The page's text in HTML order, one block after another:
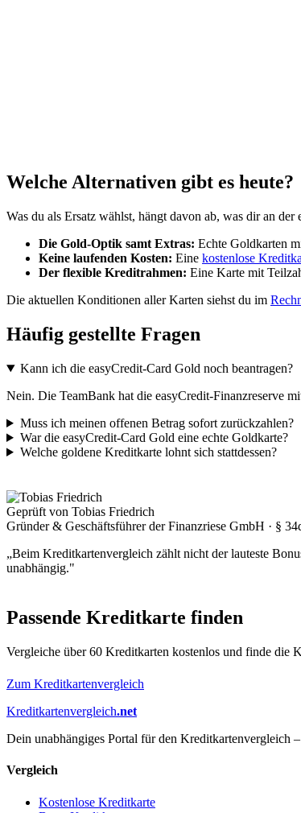
Welche Alternativen gibt es heute?
Was du als Ersatz wählst, hängt davon ab, was dir an
Die Gold-Optik samt Extras: Echte Goldkarten
Keine laufenden Kosten: Eine kostenlose
Der flexible Kreditrahmen: Eine Karte mit
Die aktuellen Konditionen aller Karten siehst du im
Häufig gestellte Fragen
Kann ich die easyCredit-Card Gold noch beantragen?
Nein. Die TeamBank hat die easyCredit-Finanzreserve
Muss ich meinen offenen Betrag sofort zurückzahlen?
War die easyCredit-Card Gold eine echte Goldkarte?
Welche goldene Kreditkarte lohnt sich stattdessen?
Geprüft von Tobias Friedrich
Gründer & Geschäftsführer der Finanzriese GmbH · §
„Beim Kreditkartenvergleich zählt nicht der lauteste
unabhängig."
Passende Kreditkarte finden
Vergleiche über 60 Kreditkarten kostenlos und finde die
Zum Kreditkartenvergleich
Kreditkartenvergleich.net
Dein unabhängiges Portal für den Kreditkartenvergleich
Vergleich
Kostenlose Kreditkarte